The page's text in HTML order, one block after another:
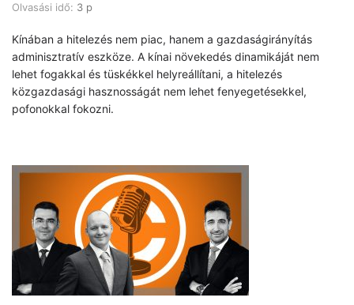
Olvasási idő: 3 p
Kínában a hitelezés nem piac, hanem a gazdaságirányítás
adminisztratív eszköze. A kínai növekedés dinamikáját nem
lehet fogakkal és tüskékkel helyreállítani, a hitelezés
közgazdasági hasznosságát nem lehet fenyegetésekkel,
pofonokkal fokozni.